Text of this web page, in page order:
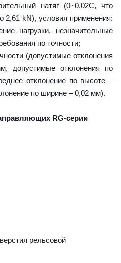
натяг (0~0,02C, что
2,61 kN), условия применения:
нагрузки, незначительные
по точности;
(допустимые отклонения
допустимые отклонения по
отклонение по высоте –
по ширине – 0,02 мм).
RG-серии
рельсовой